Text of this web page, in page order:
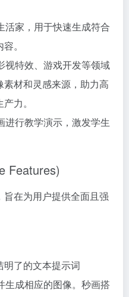
活家，用于快速生成符合
。
视特效、游戏开发等领域
材和灵感来源，助力高
力。
进行教学演示，激发学生
Features)
在为用户提供全面且强
了的文本提示词
生成相应的图像。秒画搭